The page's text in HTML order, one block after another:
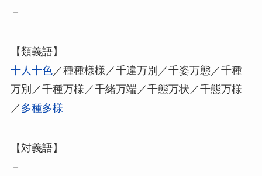
－
【類義語】
十人十色／種種様様／千違万別／千姿万態／千種
万別／千種万様／千緒万端／千態万状／千態万様
／ 多種多様
【対義語】
－